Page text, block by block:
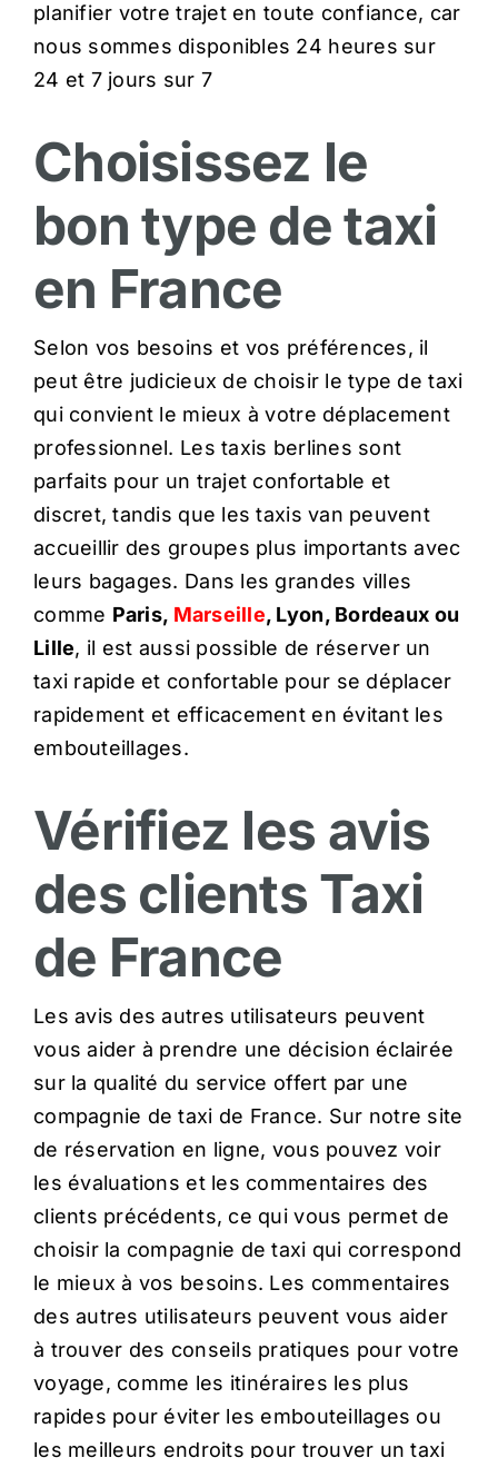
planifier votre trajet en toute confiance, car
nous sommes disponibles 24 heures sur
24 et 7 jours sur 7
Choisissez le
bon type de taxi
en France
Selon vos besoins et vos préférences, il
peut être judicieux de choisir le type de taxi
qui convient le mieux à votre déplacement
professionnel. Les taxis berlines sont
parfaits pour un trajet confortable et
discret, tandis que les taxis van peuvent
accueillir des groupes plus importants avec
leurs bagages. Dans les grandes villes
comme Paris, Marseille, Lyon, Bordeaux ou
Lille, il est aussi possible de réserver un
taxi rapide et confortable pour se déplacer
rapidement et efficacement en évitant les
embouteillages.
Vérifiez les avis
des clients Taxi
de France
Les avis des autres utilisateurs peuvent
vous aider à prendre une décision éclairée
sur la qualité du service offert par une
compagnie de taxi de France. Sur notre site
de réservation en ligne, vous pouvez voir
les évaluations et les commentaires des
clients précédents, ce qui vous permet de
choisir la compagnie de taxi qui correspond
le mieux à vos besoins. Les commentaires
des autres utilisateurs peuvent vous aider
à trouver des conseils pratiques pour votre
voyage, comme les itinéraires les plus
rapides pour éviter les embouteillages ou
les meilleurs endroits pour trouver un taxi